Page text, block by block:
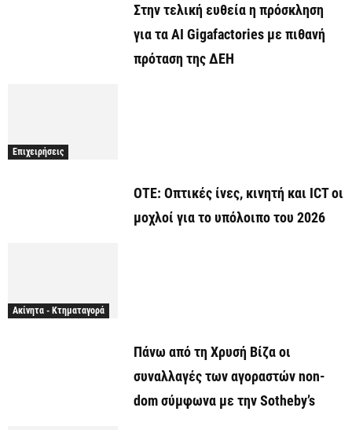
Στην τελική ευθεία η πρόσκληση
για τα AI Gigafactories με πιθανή
πρόταση της ΔΕΗ
Επιχειρήσεις
ΟΤΕ: Οπτικές ίνες, κινητή και ICT οι
μοχλοί για το υπόλοιπο του 2026
Ακίνητα - Κτηματαγορά
Πάνω από τη Χρυσή Βίζα οι
συναλλαγές των αγοραστών non-
dom σύμφωνα με την Sotheby’s